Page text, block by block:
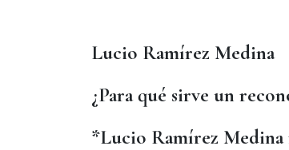
Lucio Ramírez Medina
¿Para qué sirve un
*Lucio Ramírez